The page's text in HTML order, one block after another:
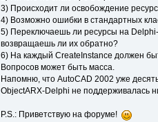
3) Происходит ли освобождение
4) Возможно ошибки в стандартных
5) Переключаешь ли ресурсы на
возвращаешь ли их обратно?
6) На каждый CreateInstance должен
Вопросов может быть масса.
Напомню, что AutoCAD 2002 уже
ObjectARX-Delphi не поддерживалась
P.S.: Приветствую на форуме!